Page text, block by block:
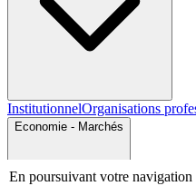
InstitutionnelOrganisations
Economie - Marchés
En poursuivant votre navigation